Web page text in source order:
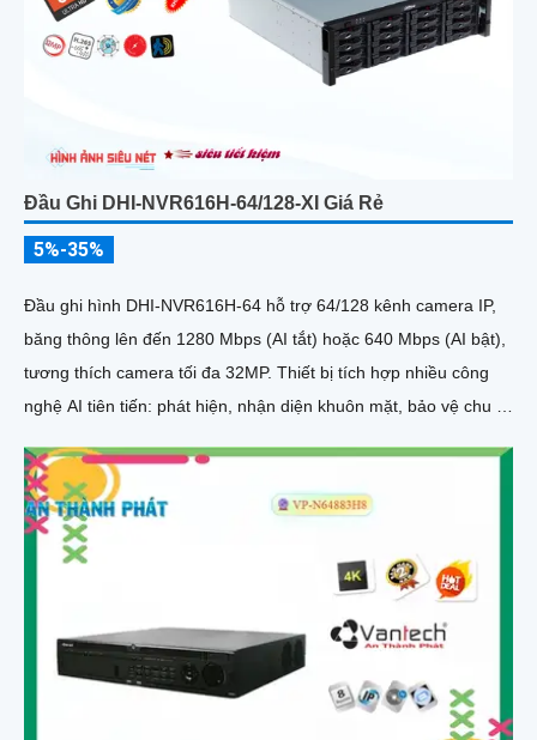
Đầu Ghi DHI-NVR616H-64/128-XI Giá Rẻ
5%-35%
Đầu ghi hình DHI-NVR616H-64 hỗ trợ 64/128 kênh camera IP,
băng thông lên đến 1280 Mbps (AI tắt) hoặc 640 Mbps (AI bật),
tương thích camera tối đa 32MP. Thiết bị tích hợp nhiều công
nghệ AI tiên tiến: phát hiện, nhận diện khuôn mặt, bảo vệ chu vi,
detection và AcuPick